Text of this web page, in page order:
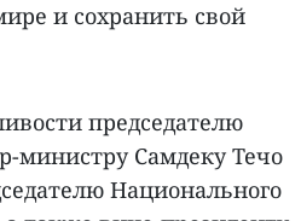
и сохранить свой
председателю
Самдеку Течо
Национального